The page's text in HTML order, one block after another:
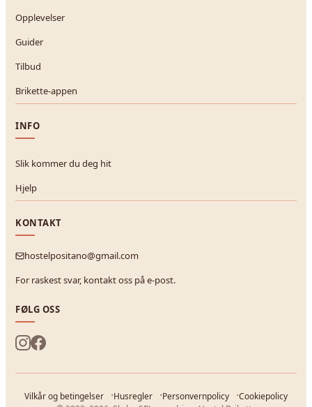
Opplevelser
Guider
Tilbud
Brikette-appen
INFO
Slik kommer du deg hit
Hjelp
KONTAKT
hostelpositano@gmail.com
For raskest svar, kontakt oss på e-post.
FØLG OSS
Vilkår og betingelser Husregler Personvernpolicy
Cookiepolicy